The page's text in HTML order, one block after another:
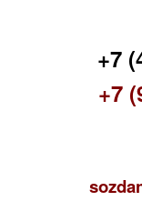
+7
+7
s